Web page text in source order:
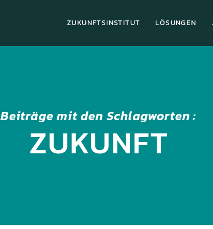
ZUKUNFTSINSTITUT LÖSUNGEN
Beiträge mit den Schlagworten :
ZUKUNFT